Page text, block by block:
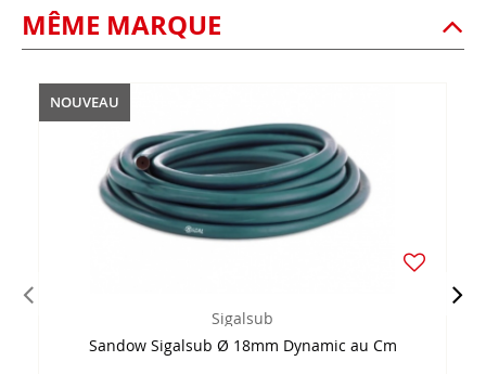
MÊME MARQUE
NOUVEAU
Sigalsub
Sandow Sigalsub Ø 18mm Dynamic au Cm